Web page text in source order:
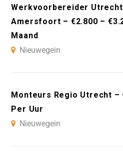
Werkvoorbereider
Amersfoort – €2.800 –
Maand
Nieuwegein
Monteurs Regio Utrecht –
Per Uur
Nieuwegein